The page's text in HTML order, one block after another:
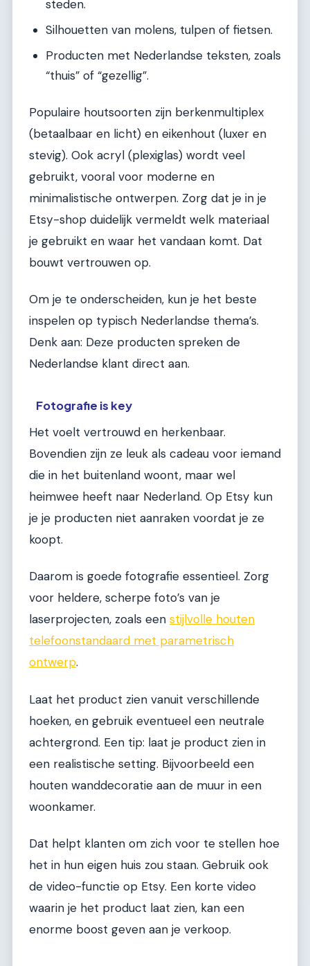
steden.
Silhouetten van molens, tulpen of fietsen.
Producten met Nederlandse teksten, zoals
“thuis” of “gezellig”.
Populaire houtsoorten zijn berkenmultiplex
(betaalbaar en licht) en eikenhout (luxer en
stevig). Ook acryl (plexiglas) wordt veel
gebruikt, vooral voor moderne en
minimalistische ontwerpen. Zorg dat je in je
Etsy-shop duidelijk vermeldt welk materiaal
je gebruikt en waar het vandaan komt. Dat
bouwt vertrouwen op.
Om je te onderscheiden, kun je het beste
inspelen op typisch Nederlandse thema’s.
Denk aan: Deze producten spreken de
Nederlandse klant direct aan.
Fotografie is key
Het voelt vertrouwd en herkenbaar.
Bovendien zijn ze leuk als cadeau voor iemand
die in het buitenland woont, maar wel
heimwee heeft naar Nederland. Op Etsy kun
je je producten niet aanraken voordat je ze
koopt.
Daarom is goede fotografie essentieel. Zorg
voor heldere, scherpe foto’s van je
laserprojecten, zoals een stijlvolle houten
telefoonstandaard met parametrisch
ontwerp.
Laat het product zien vanuit verschillende
hoeken, en gebruik eventueel een neutrale
achtergrond. Een tip: laat je product zien in
een realistische setting. Bijvoorbeeld een
houten wanddecoratie aan de muur in een
woonkamer.
Dat helpt klanten om zich voor te stellen hoe
het in hun eigen huis zou staan. Gebruik ook
de video-functie op Etsy. Een korte video
waarin je het product laat zien, kan een
enorme boost geven aan je verkoop.